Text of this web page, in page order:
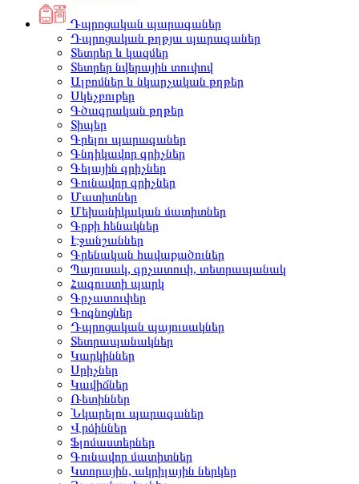
Դպրոցական պարագաներ
Դպրոցական թղթյա պարագաներ
Տետրեր և կազմեր
Տետրեր նվերային տուփով
Ալբոմներ և նկարչական թղթեր
Սկեչբուքեր
Գծագրական թղթեր
Տիպեր
Գրելու պարագաներ
Գնդիկավոր գրիչներ
Գելային գրիչներ
Գունավոր գրիչներ
Մատիտներ
Մեխանիկական մատիտներ
Գրքի հենակներ
Էջանշաններ
Գրենական հավաքածուներ
Պայուսակ, գրչատուփ, տետրապանակ
Հագուստի պարկ
Գրչատուփեր
Գոգնոցներ
Դպրոցական պայուսակներ
Տետրապանակներ
Կարկիններ
Սրիչներ
Կավիճներ
Ռետիններ
Նկարելու պարագաներ
Վրձիններ
Ֆլոմաստերներ
Գունավոր մատիտներ
Կտորային, ակրիլային ներկեր